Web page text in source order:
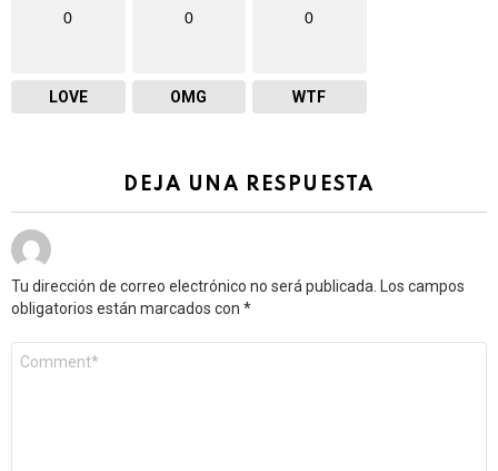
0
LOVE
0
OMG
0
WTF
DEJA UNA RESPUESTA
Tu dirección de correo electrónico no será publicada.
Los campos
obligatorios están marcados con *